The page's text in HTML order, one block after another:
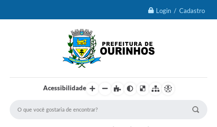
Login / Cadastro
Acessibilidade